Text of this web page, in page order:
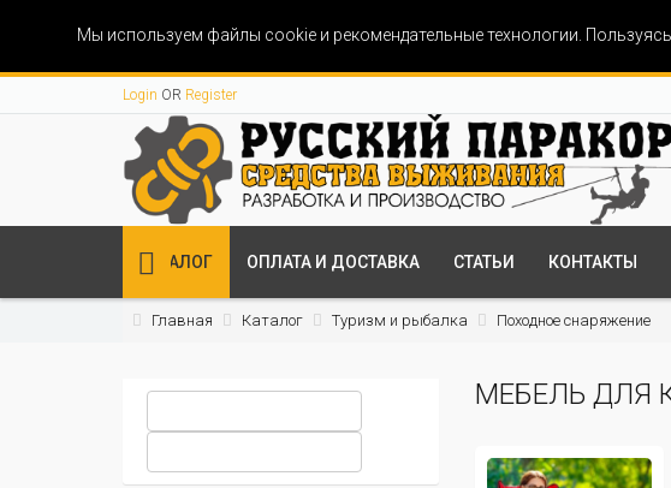
Мы используем файлы cookie и рекомендательные технологии.
Login OR Register
КАТАЛОГ ОПЛАТА И ДОСТАВКА СТАТЬИ КОНТАКТЫ
Главная Каталог Туризм и рыбалка Походное снаряжение
МЕБЕЛЬ ДЛЯ